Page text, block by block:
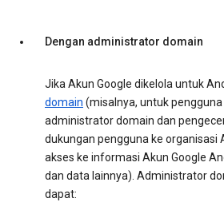
Dengan administrator domain
Jika Akun Google dikelola untuk
domain (misalnya, untuk
administrator domain dan
dukungan pengguna ke organisasi
akses ke informasi Akun Google
dan data lainnya). Administrator
dapat: